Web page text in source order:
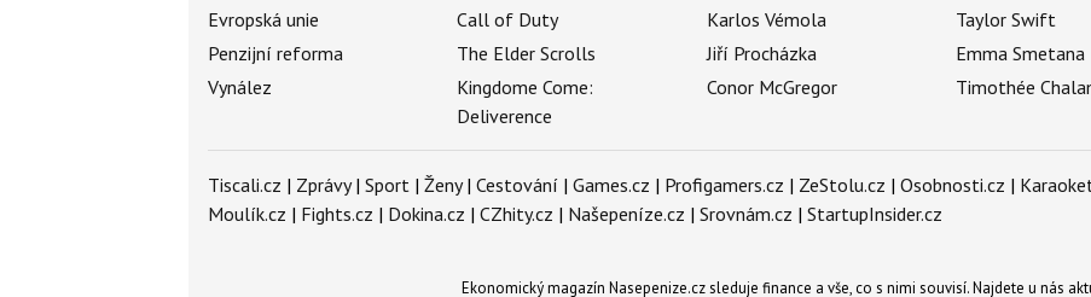
Evropská unie
Penzijní reforma
Vynález
Call of Duty
The Elder Scrolls
Kingdome Come:
Deliverence
Karlos Vémola
Jiří Procházka
Conor McGregor
Taylor Swift
Emma Smetana
Timothée
Tiscali.cz | Zprávy| Sport | Ženy| Cestování | Games.cz | Profigamers.cz | ZeStolu.cz | Osobnosti.cz |
Moulík.cz | Fights.cz | Dokina.cz | CZhity.cz | Našepeníze.cz | Srovnám.cz | StartupInsider.cz
Ekonomický magazín Nasepenize.cz sleduje finance a vše, co s nimi souvisí. Najdete u nás